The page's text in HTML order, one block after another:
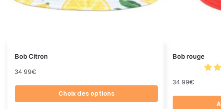
Bob Citron
34.99€
Choix des options
Bob rouge
34.99€